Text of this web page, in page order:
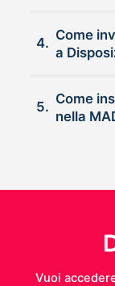
4.
Come
a
5.
Come
nella
Vuoi